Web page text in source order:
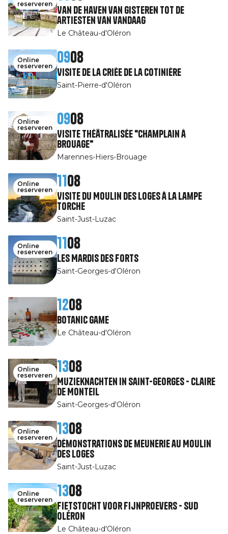
reserveren
Van de haven van gisteren tot de
artiesten van vandaag
Le Château-d'Oléron
Online
reserveren
0908
Visite de la Criée de la Cotinière
Saint-Pierre-d'Oléron
Online
reserveren
0908
Visite théâtralisée "Champlain à
Brouage"
Marennes-Hiers-Brouage
Online
reserveren
1108
Visite du Moulin des Loges à la Lampe
Torche
Saint-Just-Luzac
Online
reserveren
1108
Les Mardis des Forts
Saint-Georges-d'Oléron
1208
Botanic game
Le Château-d'Oléron
Online
reserveren
1308
Muzieknachten in Saint-Georges - Claire
de Monteil
Saint-Georges-d'Oléron
Online
reserveren
1308
Démonstrations de meunerie au Moulin
des Loges
Saint-Just-Luzac
Online
reserveren
1308
Fietstocht voor fijnproevers - Sud
Oléron
Le Château-d'Oléron